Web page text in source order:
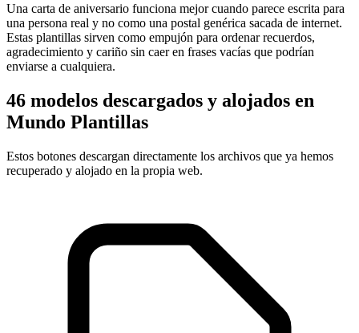
Una carta de aniversario funciona mejor cuando parece escrita para
una persona real y no como una postal genérica sacada de internet.
Estas plantillas sirven como empujón para ordenar recuerdos,
agradecimiento y cariño sin caer en frases vacías que podrían
enviarse a cualquiera.
46 modelos descargados y alojados en
Mundo Plantillas
Estos botones descargan directamente los archivos que ya hemos
recuperado y alojado en la propia web.